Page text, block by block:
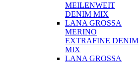
MEILENWEIT
DENIM MIX
LANA GROSSA
MERINO
EXTRAFINE DENIM
MIX
LANA GROSSA